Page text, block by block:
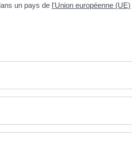
un pays de l'Union européenne (UE)